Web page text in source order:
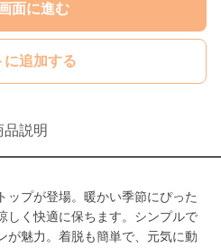
面に進む
に追加する
品説明
ップが登場。暖かい季節にぴった
しく快適に保ちます。シンプルで
が魅力。着脱も簡単で、元気に動